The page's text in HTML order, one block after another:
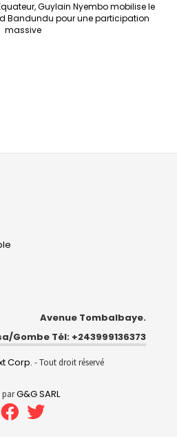
Guylain Nyembo mobilise le
Bandundu pour une participation
massive
Avenue Tombalbaye.
Gombe Tél: +243999136373
Corp. - Tout droit réservé
parG&G SARL